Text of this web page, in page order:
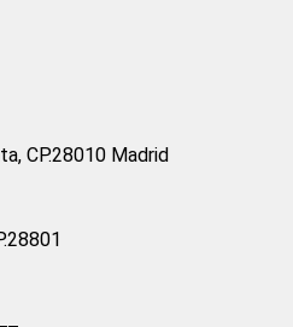
CP.28010 Madrid